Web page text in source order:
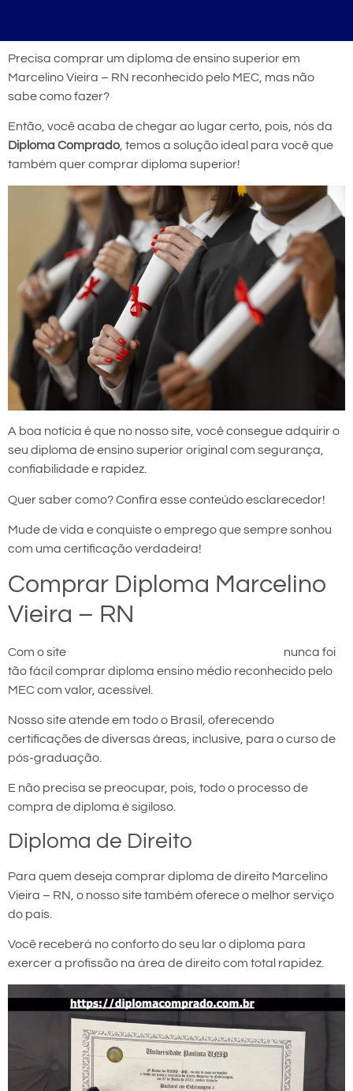
Precisa comprar um diploma de ensino superior em
Marcelino Vieira – RN reconhecido pelo MEC, mas não
sabe como fazer?
Então, você acaba de chegar ao lugar certo, pois, nós da
Diploma Comprado, temos a solução ideal para você que
também quer comprar diploma superior!
A boa notícia é que no nosso site, você consegue adquirir o
seu diploma de ensino superior original com segurança,
confiabilidade e rapidez.
Quer saber como? Confira esse conteúdo esclarecedor!
Mude de vida e conquiste o emprego que sempre sonhou
com uma certificação verdadeira!
Comprar Diploma Marcelino
Vieira – RN
Com o site
nunca foi
tão fácil comprar diploma ensino médio reconhecido pelo
MEC com valor, acessível.
Nosso site atende em todo o Brasil, oferecendo
certificações de diversas áreas, inclusive, para o curso de
pós-graduação.
E não precisa se preocupar, pois, todo o processo de
compra de diploma é sigiloso.
Diploma de Direito
Para quem deseja comprar diploma de direito Marcelino
Vieira – RN, o nosso site também oferece o melhor serviço
do país.
Você receberá no conforto do seu lar o diploma para
exercer a profissão na área de direito com total rapidez.